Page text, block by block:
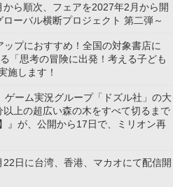
から順次、フェアを2027年2月から開
ーバル横断プロジェクト 第二弾～
ップにおすすめ！全国の対象書店に
「思考の冒険に出発！考える子ども
施します！
ゲーム実況グループ「ドズル社」の大
以上の超広い森の木をすべて切るまで
』が、公開から17日で、ミリオン再
22日に台湾、香港、マカオにて配信開